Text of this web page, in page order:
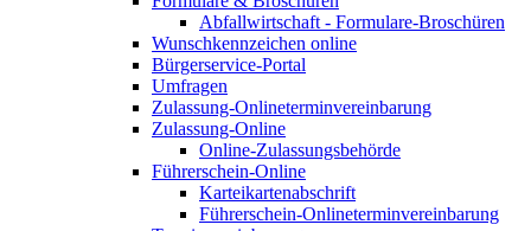
Abfallwirtschaft - Formulare-Broschüren
Wunschkennzeichen online
Bürgerservice-Portal
Umfragen
Zulassung-Onlineterminvereinbarung
Zulassung-Online
Online-Zulassungsbehörde
Führerschein-Online
Karteikartenabschrift
Führerschein-Onlineterminvereinbarung